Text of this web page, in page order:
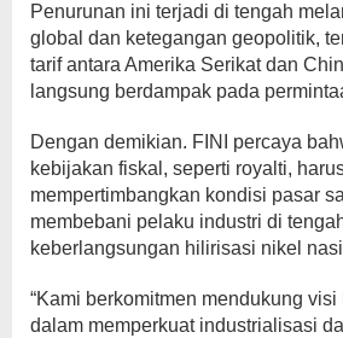
Penurunan ini terjadi di tengah
global dan ketegangan geopolitik,
tarif antara Amerika Serikat dan
langsung berdampak pada
Dengan demikian. FINI percaya
kebijakan fiskal, seperti royalti,
mempertimbangkan kondisi pasar
membebani pelaku industri di
keberlangsungan hilirisasi nikel
“Kami berkomitmen mendukung
dalam memperkuat industrialisasi